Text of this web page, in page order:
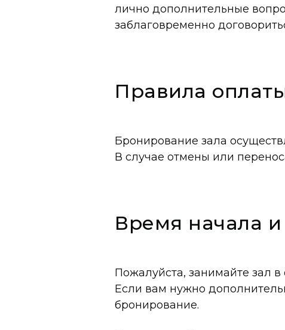
лично дополнительные
заблаговременно
Правила
Бронирование зала
В случае отмены или
Время начала
Пожалуйста, занимайте зал
Если вам нужно
бронирование.